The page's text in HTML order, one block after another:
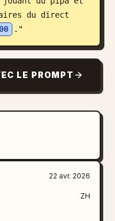
du direct
."
LE PROMPT
22 avr. 2026
ZH